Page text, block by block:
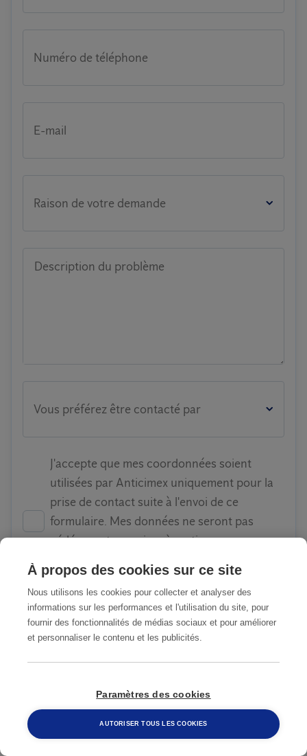
Numéro de téléphone
E-mail
Raison de votre demande
Description du problème
Vous préférez être contacté par
J'accepte que mes coordonnées soient
utilisées par Anticimex uniquement pour la
prise de contact suite à l'envoi de ce
formulaire. Mes données ne seront pas
cédées ou transmises à un tiers ou
Conditions Générales d'Utilisation
ENVOYER
NOTRE MODE D'EMPLOI
À propos des cookies sur ce site
Nous utilisons les cookies pour collecter et analyser des
informations sur les performances et l'utilisation du site, pour
fournir des fonctionnalités de médias sociaux et pour améliorer
et personnaliser le contenu et les publicités.
Paramètres des cookies
AUTORISER TOUS LES COOKIES